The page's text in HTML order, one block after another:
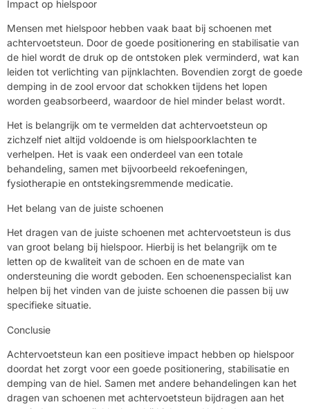
Impact op hielspoor
Mensen met hielspoor hebben vaak baat bij schoenen met
achtervoetsteun. Door de goede positionering en stabilisatie van
de hiel wordt de druk op de ontstoken plek verminderd, wat kan
leiden tot verlichting van pijnklachten. Bovendien zorgt de goede
demping in de zool ervoor dat schokken tijdens het lopen
worden geabsorbeerd, waardoor de hiel minder belast wordt.
Het is belangrijk om te vermelden dat achtervoetsteun op
zichzelf niet altijd voldoende is om hielspoorklachten te
verhelpen. Het is vaak een onderdeel van een totale
behandeling, samen met bijvoorbeeld rekoefeningen,
fysiotherapie en ontstekingsremmende medicatie.
Het belang van de juiste schoenen
Het dragen van de juiste schoenen met achtervoetsteun is dus
van groot belang bij hielspoor. Hierbij is het belangrijk om te
letten op de kwaliteit van de schoen en de mate van
ondersteuning die wordt geboden. Een schoenenspecialist kan
helpen bij het vinden van de juiste schoenen die passen bij uw
specifieke situatie.
Conclusie
Achtervoetsteun kan een positieve impact hebben op hielspoor
doordat het zorgt voor een goede positionering, stabilisatie en
demping van de hiel. Samen met andere behandelingen kan het
dragen van schoenen met achtervoetsteun bijdragen aan het